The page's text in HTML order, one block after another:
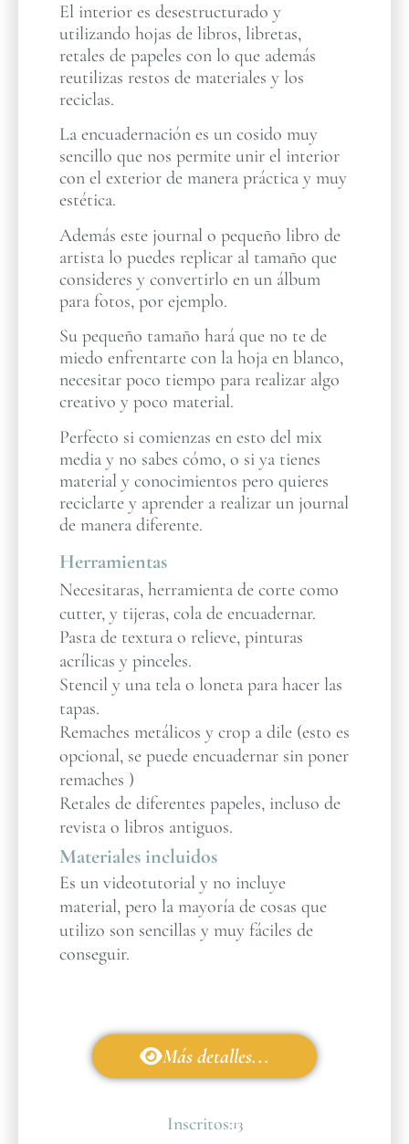
El interior es desestructurado y
utilizando hojas de libros, libretas,
retales de papeles con lo que además
reutilizas restos de materiales y los
reciclas.
La encuadernación es un cosido muy
sencillo que nos permite unir el interior
con el exterior de manera práctica y muy
estética.
Además este journal o pequeño libro de
artista lo puedes replicar al tamaño que
consideres y convertirlo en un álbum
para fotos, por ejemplo.
Su pequeño tamaño hará que no te de
miedo enfrentarte con la hoja en blanco,
necesitar poco tiempo para realizar algo
creativo y poco material.
Perfecto si comienzas en esto del mix
media y no sabes cómo, o si ya tienes
material y conocimientos pero quieres
reciclarte y aprender a realizar un journal
de manera diferente.
Herramientas
Necesitaras, herramienta de corte como
cutter, y tijeras, cola de encuadernar.
Pasta de textura o relieve, pinturas
acrílicas y pinceles.
Stencil y una tela o loneta para hacer las
tapas.
Remaches metálicos y crop a dile (esto es
opcional, se puede encuadernar sin poner
remaches )
Retales de diferentes papeles, incluso de
revista o libros antiguos.
Materiales incluidos
Es un videotutorial y no incluye
material, pero la mayoría de cosas que
utilizo son sencillas y muy fáciles de
conseguir.
Más detalles...
Inscritos:13